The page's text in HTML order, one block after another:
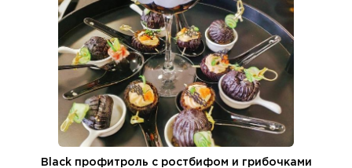
Black профитроль с ростбифом и грибочками